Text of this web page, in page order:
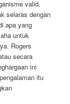
valid.
selaras dengan
apa yang
untuk
Rogers
secara
ini
itu